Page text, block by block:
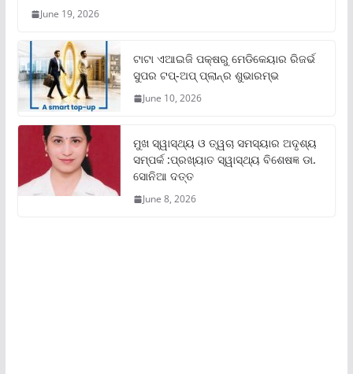
June 19, 2026
ଟାଟା ଏଆଇଜି ପକ୍ଷରୁ ମେଡିକେୟାର ରିଜର୍ଭ
ସୁପର ଟପ୍‌-ଅପ୍ ପ୍ଲାନ୍‌ର ଶୁଭାରମ୍ଭ
June 10, 2026
ମୁଖ ସ୍ୱାସ୍ଥ୍ୟ ଓ ତ୍ୱଚା ସମସ୍ୟାର ଅଦୃଶ୍ୟ
ସମ୍ପର୍କ :ପ୍ରଖ୍ୟାତ ସ୍ୱାସ୍ଥ୍ୟ ବିଶେଷଜ୍ଞ ଡା.
ସୋନିଆ ଦତ୍ତ
June 8, 2026